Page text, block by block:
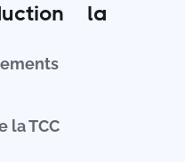
à la
la TCC